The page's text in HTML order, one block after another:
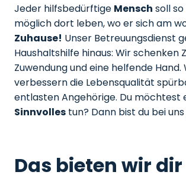
Jeder hilfsbedürftige Mensch soll
möglich dort leben, wo er sich am
Zuhause! Unser Betreuungsdienst
Haushaltshilfe hinaus: Wir schenken
Zuwendung und eine helfende Hand.
verbessern die Lebensqualität
entlasten Angehörige. Du möchtest
Sinnvolles tun? Dann bist du bei
Das bieten wir dir